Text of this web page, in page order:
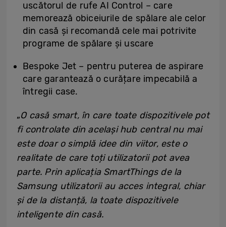
uscătorul de rufe AI Control – care
memorează obiceiurile de spălare ale celor
din casă și recomandă cele mai potrivite
programe de spălare și uscare
Bespoke Jet – pentru puterea de aspirare
care garantează o curățare impecabilă a
întregii case.
„O casă smart, în care toate dispozitivele pot
fi controlate din același hub central nu mai
este doar o simplă idee din viitor, este o
realitate de care toți utilizatorii pot avea
parte. Prin aplicația SmartThings de la
Samsung utilizatorii au acces integral, chiar
și de la distanță, la toate dispozitivele
inteligente din casă.